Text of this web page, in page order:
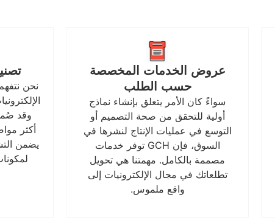
عروض الخدمات المخصصة
حسب الطلب
سواءً كان الأمر يتعلق بإنشاء نماذج
أولية للتحقق من صحة التصميم أو
التوسع في عمليات الإنتاج لنشرها في
السوق، فإن GCH توفر خدمات
مصممة بالكامل. مهمتنا هي تحويل
تطلعاتك في مجال الإلكترونيات إلى
واقع ملموس.
نحن
وقد
أكثر
يضمن